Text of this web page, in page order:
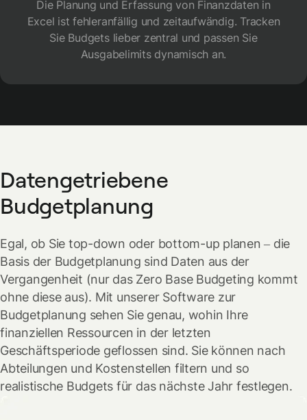
Die Planung und Erfassung von Finanzdaten in
Excel ist fehleranfällig und zeitaufwändig. Tracken
Sie Budgets lieber zentral und passen Sie
Ausgabelimits dynamisch an.
Datengetriebene
Budgetplanung
Egal, ob Sie top-down oder bottom-up planen – die
Basis der Budgetplanung sind Daten aus der
Vergangenheit (nur das Zero Base Budgeting kommt
ohne diese aus). Mit unserer Software zur
Budgetplanung sehen Sie genau, wohin Ihre
finanziellen Ressourcen in der letzten
Geschäftsperiode geflossen sind. Sie können nach
Abteilungen und Kostenstellen filtern und so
realistische Budgets für das nächste Jahr festlegen.